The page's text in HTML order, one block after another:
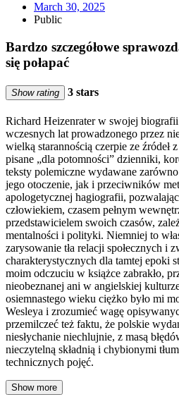
March 30, 2025
Public
Bardzo szczegółowe
się połapać
Show rating 3 stars
Richard Heizenrater w swojej
wczesnych lat prowadzonego przez
wielką starannością czerpie ze źródeł
pisane „dla potomności” dzienniki,
teksty polemiczne wydawane
jego otoczenie, jak i przeciwników
apologetycznej hagiografii,
człowiekiem, czasem pełnym
przedstawicielem swoich czasów,
mentalności i polityki. Niemniej to
zarysowanie tła relacji społecznych i
charakterystycznych dla tamtej epoki
moim odczuciu w książce zabrakło,
nieobeznanej ani w angielskiej
osiemnastego wieku ciężko było mi
Wesleya i zrozumieć wagę
przemilczeć też faktu, że polskie
niesłychanie niechlujnie, z masą
nieczytelną składnią i chybionymi
technicznych pojęć.
Show more